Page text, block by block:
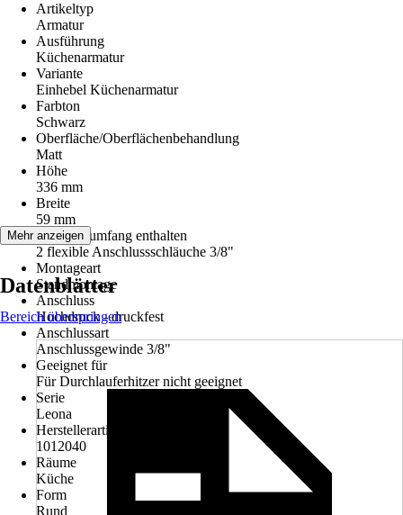
Artikeltyp
Armatur
Ausführung
Küchenarmatur
Variante
Einhebel Küchenarmatur
Farbton
Schwarz
Oberfläche/Oberflächenbehandlung
Matt
Höhe
336 mm
Breite
59 mm
Im Lieferumfang enthalten
2 flexible Anschlussschläuche 3/8"
Montageart
Standmontage
Anschluss
Hochdruck - druckfest
Anschlussart
Anschlussgewinde 3/8"
Geeignet für
Für Durchlauferhitzer nicht geeignet
Serie
Leona
Herstellerartikelnummer
1012040
Räume
Küche
Form
Rund
Mehr anzeigen
Datenblätter
Bereich überspringen